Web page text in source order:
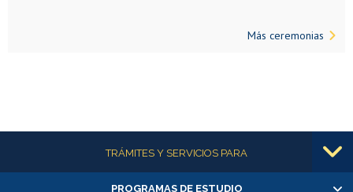
Más ceremonias
Más informaciónTRÁMITES Y SERVICIOS PARA
PROGRAMAS DE ESTUDIO